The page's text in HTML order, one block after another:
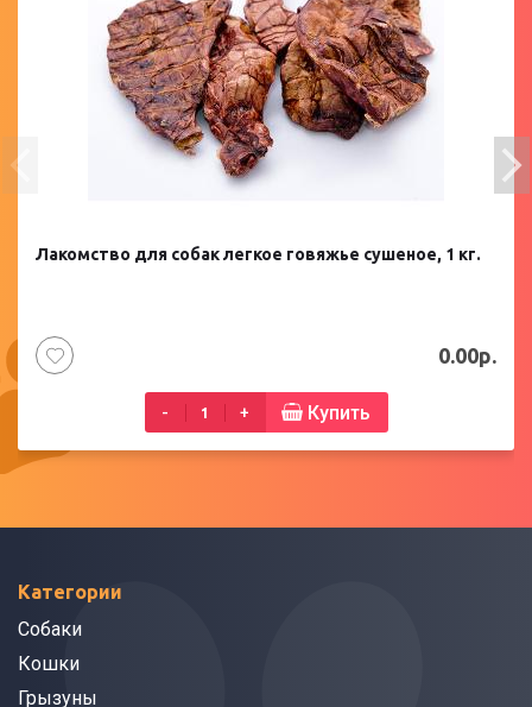
Лакомство для собак легкое говяжье сушеное, 1 кг.
0.00р.
- + Купить
Категории
Собаки
Кошки
Грызуны